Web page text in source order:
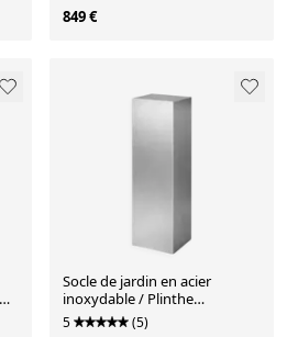
849 €
Socle de jardin en acier
inoxydable / Plinthe
sculpturale d'extérieur
5 (5)